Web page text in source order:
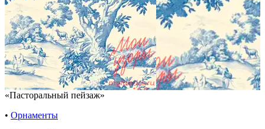
«Пасторальный пейзаж»
• Орнаменты